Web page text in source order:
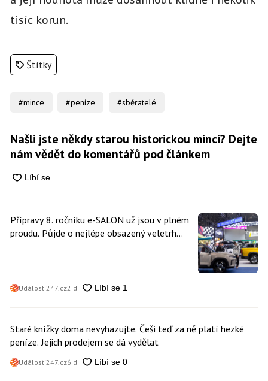
tisíc korun.
Štítky
#mince #peníze #sběratelé
Našli jste někdy starou historickou minci? Dejte
nám vědět do komentářů pod článkem
Přípravy 8. ročníku e-SALON už jsou v plném
proudu. Půjde o nejlépe obsazený veletrh
Události247.cz2 d
Staré knížky doma nevyhazujte. Češi teď za ně platí hezké
peníze. Jejich prodejem se dá vydělat
Události247.cz6 d